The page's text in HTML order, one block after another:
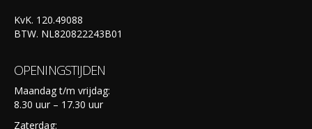
KvK. 120.49088
BTW. NL820822243B01
OPENINGSTIJDEN
Maandag t/m vrijdag:
8.30 uur – 17.30 uur
Zaterdag: